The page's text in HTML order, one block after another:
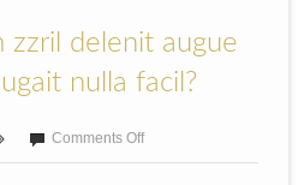
zzril delenit augue
nulla facil?
Comments Offon
Aesent